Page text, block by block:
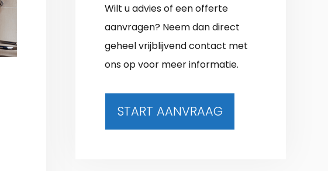
Wilt u advies of een offerte
aanvragen? Neem dan direct
geheel vrijblijvend contact met
ons op voor meer informatie.
START AANVRAAG